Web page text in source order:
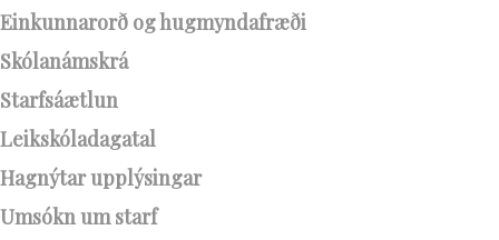
Einkunnarorð og hugmyndafræði
Skólanámskrá
Starfsáætlun
Leikskóladagatal
Hagnýtar upplýsingar
Umsókn um starf